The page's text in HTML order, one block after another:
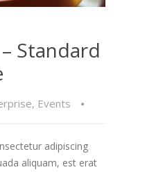
Standard
, Events
adipiscing
aliquam, est erat